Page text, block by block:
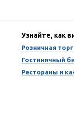
Узнайте, как
Розничная
Гостиничный
Рестораны и